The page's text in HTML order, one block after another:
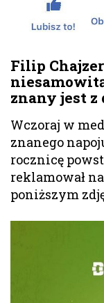
Filip
znany jest z
Wczoraj w
znanego
rocznicę
reklamował
poniższym